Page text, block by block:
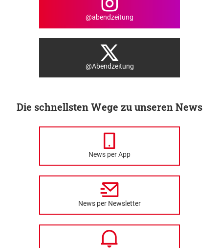
@abendzeitung
@Abendzeitung
Die schnellsten Wege zu unseren News
News per App
News per Newsletter